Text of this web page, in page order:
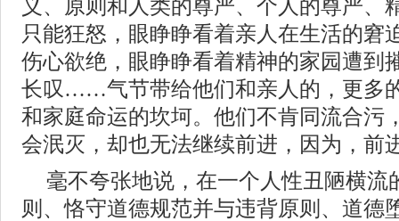
义、原则和人类的尊严、个人的尊严、
只能狂怒，眼睁睁看着亲人在生活的窘
伤心欲绝，眼睁睁看着精神的家园遭到
长叹……气节带给他们和亲人的，更多
和家庭命运的坎坷。他们不肯同流合污
会泯灭，却也无法继续前进，因为，前
毫不夸张地说，在一个人性丑陋横流
则、恪守道德规范并与违背原则、道德